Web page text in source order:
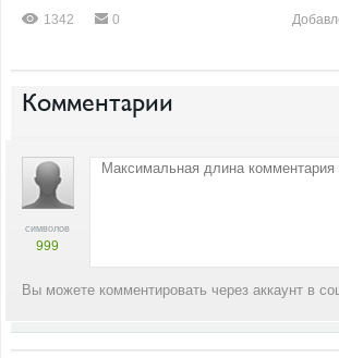
1342 0
Комментарии
символов
999
Вы можете комментировать через аккаунт в